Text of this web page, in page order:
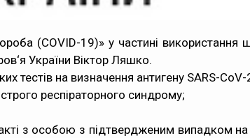
(COVID-19)» у частині використання
України Віктор Ляшко.
тестів на визначення антигену SARS-
респіраторного синдрому;
з особою з підтвердженим випадком на